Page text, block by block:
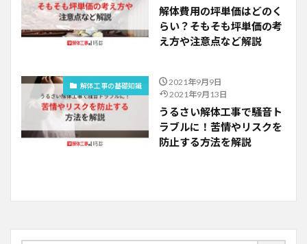
解体費用の坪単価はどのく
らい？そもそも坪単価の考
え方や注意点など解説
解体工事の基礎知識
2021年9月9日
2021年9月13日
うるさい解体工事で騒音ト
ラブルに！苦情やリスクを
防止する方法を解説